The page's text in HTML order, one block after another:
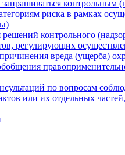
контрольным
риска в рамках
контрольного
регулирующих
вреда (ущерба)
по вопросам
или их отдельных